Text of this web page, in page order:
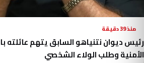
منذ 39 دقيقة
رئيس ديوان نتنياهو السابق يتهم عائلته
الأمنية وطلب الولاء الشخصي